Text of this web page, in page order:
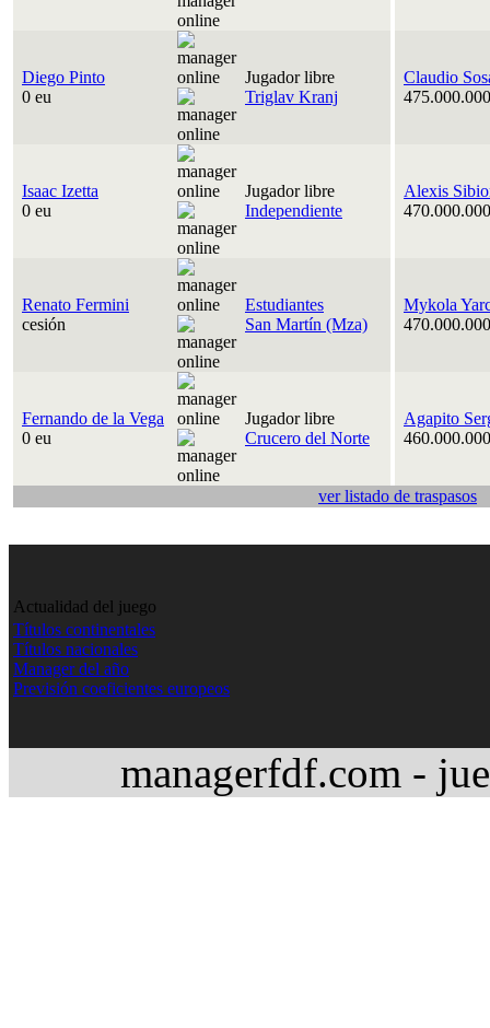
Diego Pinto
0 eu
Jugador libre
Triglav Kranj
Claudio
Isaac Izetta
0 eu
Jugador libre
Independiente
Alexis
Renato Fermini
cesión
Estudiantes
San Martín (Mza)
Mykola
Fernando de la Vega
0 eu
Jugador libre
Crucero del Norte
Agapito
ver listado de traspasos
Actualidad del juego
Títulos continentales
Títulos nacionales
Manager del año
Previsión coeficientes europeos
managerfdf.com -